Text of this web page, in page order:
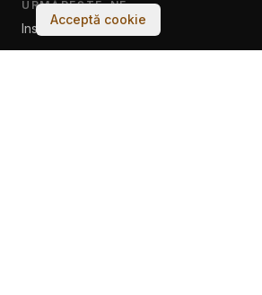
URMĂREȘTE-NE
InstagramFacebook
Acceptă cookie